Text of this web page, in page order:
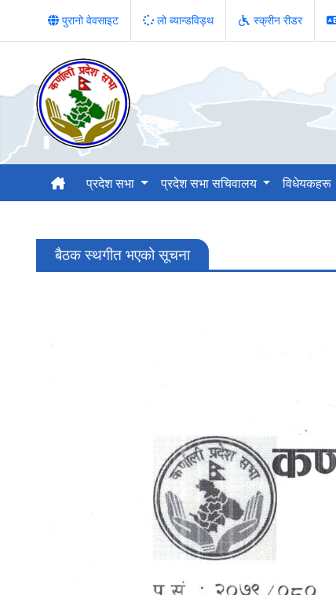
पुरानो वेवसाइट लो ब्यान्डविड्थ स्क्रीन रीडर
प्रदेश सभा प्रदेश सभा सचिवालय विधेयकहरू
बैठक स्थगीत भएको सूचना